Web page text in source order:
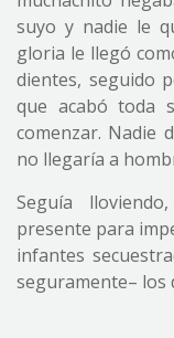
suyo y nadie le
gloria le llegó
dientes, seguido
que acabó toda
comenzar. Nadie
no llegaría a
Seguía
presente para
infantes
seguramente– los